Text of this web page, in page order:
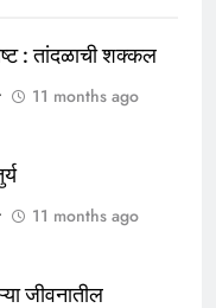
: तांदळाची शक्कल
11 months ago
11 months ago
जीवनातील